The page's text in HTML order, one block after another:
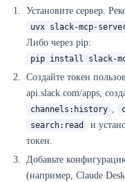
Установите сервер.
uvx slack-mcp-
Либо через pip:
pip install slack-
Создайте токен
api.slack.com/apps,
channels:history ,
search:read
и
токен.
Добавьте
(например, Claude